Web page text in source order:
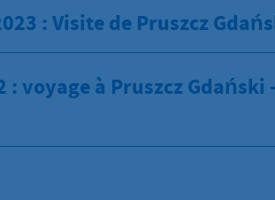
: Visite de Pruszcz
: voyage à Pruszcz Gdański